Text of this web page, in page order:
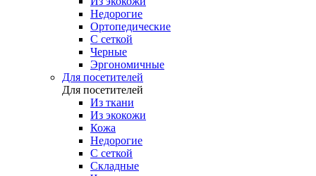
Недорогие
Ортопедические
С сеткой
Черные
Эргономичные
Для посетителей
Для посетителей
Из ткани
Из экокожи
Кожа
Недорогие
С сеткой
Складные